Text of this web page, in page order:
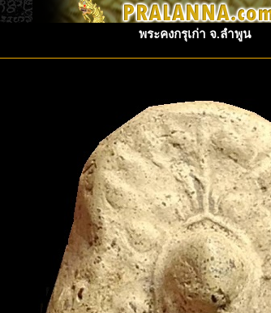
พระคงกรุเก่า จ.ลำพูน